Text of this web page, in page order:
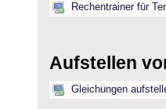
Rechentrainer für
Aufstellen
Gleichungen